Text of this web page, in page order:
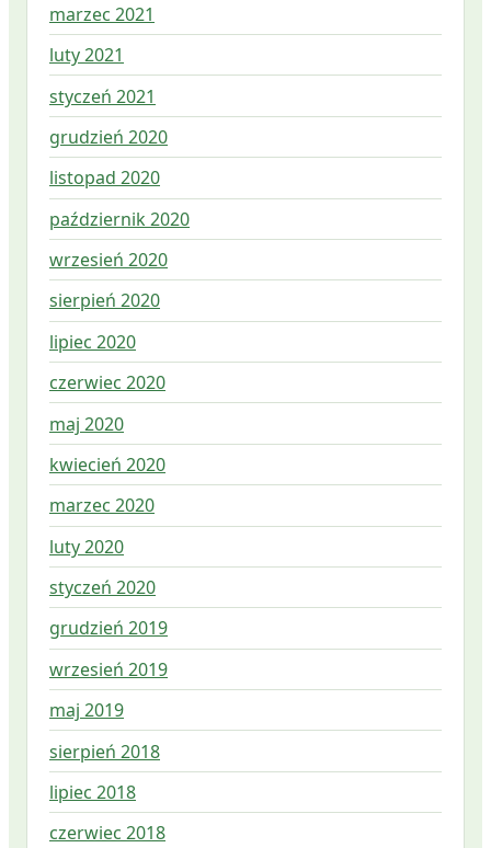
marzec 2021
luty 2021
styczeń 2021
grudzień 2020
listopad 2020
październik 2020
wrzesień 2020
sierpień 2020
lipiec 2020
czerwiec 2020
maj 2020
kwiecień 2020
marzec 2020
luty 2020
styczeń 2020
grudzień 2019
wrzesień 2019
maj 2019
sierpień 2018
lipiec 2018
czerwiec 2018